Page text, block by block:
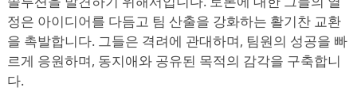
정은 아이디어를 다듬고 팀 산출을 강화하는 활기찬 교환
을 촉발합니다. 그들은 격려에 관대하며, 팀원의 성공을 빠
르게 응원하며, 동지애와 공유된 목적의 감각을 구축합니
다.